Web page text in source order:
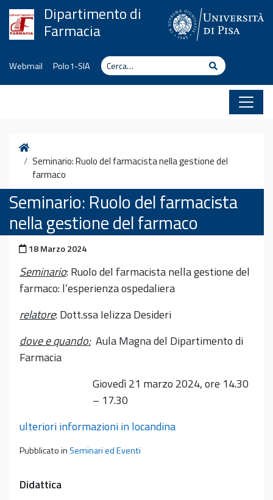
Vai al contenutoDipartimento di
Farmacia
Webmail Polo1-SIA Cerca Cerca
Home
Seminario: Ruolo del farmacista nella gestione del
farmaco
Seminario: Ruolo del farmacista
nella gestione del farmaco
Pubblicato il
18 Marzo 2024
Seminario: Ruolo del farmacista nella gestione del
farmaco: l’esperienza ospedaliera
relatore: Dott.ssa Ielizza Desideri
dove e quando:Aula Magna del Dipartimento di
Farmacia
Giovedì 21 marzo 2024, ore 14.30
– 17.30
ulteriori informazioni in locandina
Pubblicato inSeminari ed Eventi
Didattica